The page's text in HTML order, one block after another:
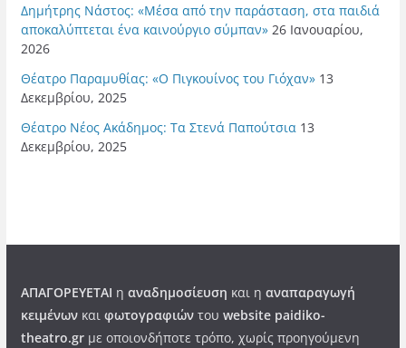
Δημήτρης Νάστος: «Μέσα από την παράσταση, στα παιδιά
αποκαλύπτεται ένα καινούργιο σύμπαν» 26 Ιανουαρίου,
2026
Θέατρο Παραμυθίας: «Ο Πιγκουίνος του Γιόχαν» 13
Δεκεμβρίου, 2025
Θέατρο Νέος Ακάδημος: Τα Στενά Παπούτσια 13
Δεκεμβρίου, 2025
ΑΠΑΓΟΡΕΥΕΤΑΙ η αναδημοσίευση και η αναπαραγωγή
κειμένωνκαι φωτογραφιώντου website paidiko-
theatro.grμε οποιονδήποτε τρόπο, χωρίς προηγούμενη